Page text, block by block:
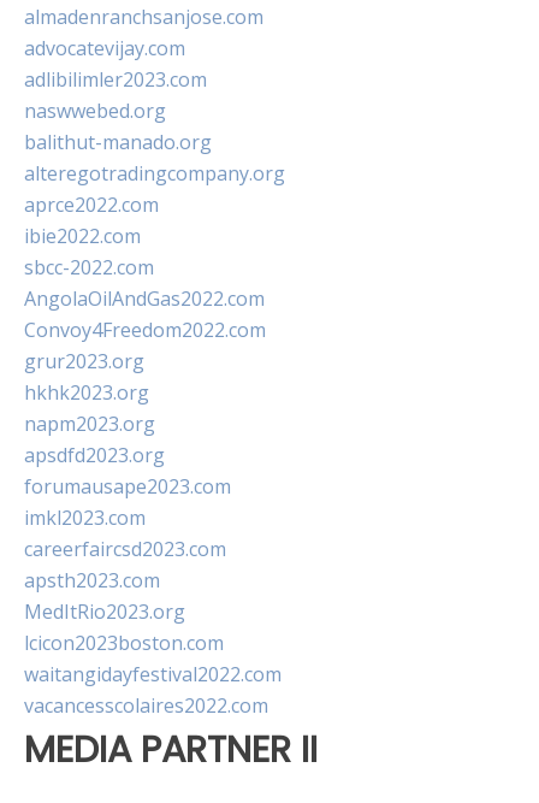
almadenranchsanjose.com
advocatevijay.com
adlibilimler2023.com
naswwebed.org
balithut-manado.org
alteregotradingcompany.org
aprce2022.com
ibie2022.com
sbcc-2022.com
AngolaOilAndGas2022.com
Convoy4Freedom2022.com
grur2023.org
hkhk2023.org
napm2023.org
apsdfd2023.org
forumausape2023.com
imkl2023.com
careerfaircsd2023.com
apsth2023.com
MedItRio2023.org
lcicon2023boston.com
waitangidayfestival2022.com
vacancesscolaires2022.com
MEDIA PARTNER II